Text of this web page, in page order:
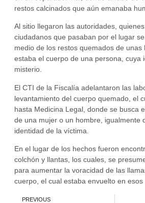
restos calcinados que aún emanaba
Al sitio llegaron las autoridades,
ciudadanos que pasaban por el lugar
medio de los restos quemados de unas
estaba el cuerpo de una persona, cuya
misterio.
El CTI de la Fiscalía adelantaron las
levantamiento del cuerpo quemado, el
hasta Medicina Legal, donde se busca
de una mujer o un hombre, igualmente
identidad de la víctima.
En el lugar de los hechos fueron
colchón y llantas, los cuales, se
para aumentar la voracidad de las
cuerpo, el cual estaba envuelto en esos
PREVIOUS